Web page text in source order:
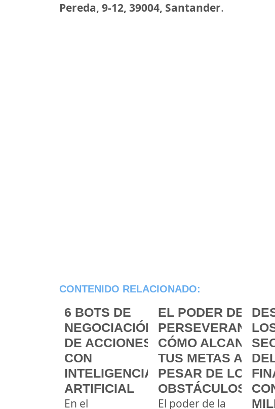
Pereda, 9-12, 39004, Santander.
CONTENIDO RELACIONADO:
6 BOTS DE
NEGOCIACIÓN
DE ACCIONES
CON
INTELIGENCIA
ARTIFICIAL
En el
EL PODER DE LA
PERSEVERANCIA:
CÓMO ALCANZAR
TUS METAS A
PESAR DE LOS
OBSTÁCULOS
El poder de la